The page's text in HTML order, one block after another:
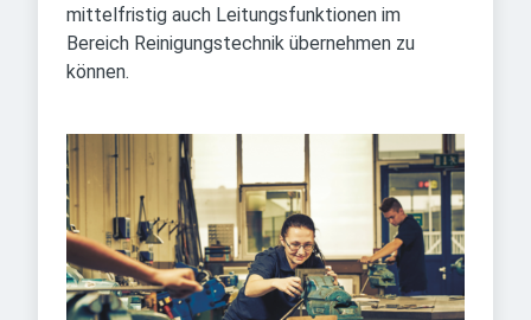
mittelfristig auch Leitungsfunktionen im
Bereich Reinigungstechnik übernehmen zu
können.